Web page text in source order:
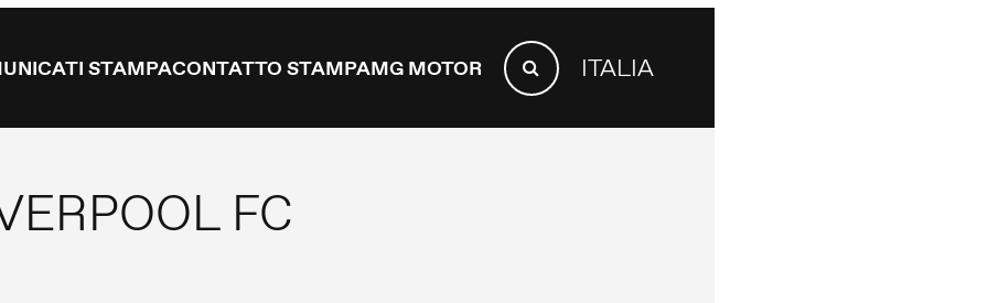
STAMPACONTATTO STAMPAMG MOTOR
SEARCH
FOR:Search ITALIA
FC